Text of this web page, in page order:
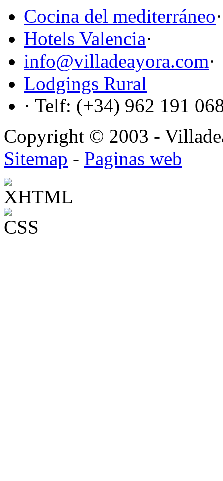
Cocina del mediterráneo·
Hotels Valencia·
info@villadeayora.com·
Lodgings Rural
· Telf: (+34) 962 191
Copyright © 2003 -
Sitemap - Paginas web